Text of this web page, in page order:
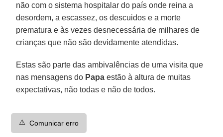
não com o sistema hospitalar do país onde reina a
desordem, a escassez, os descuidos e a morte
prematura e às vezes desnecessária de milhares de
crianças que não são devidamente atendidas.
Estas são parte das ambivalências de uma visita que
nas mensagens do Papa estão à altura de muitas
expectativas, não todas e não de todos.
⚠️ Comunicar erro